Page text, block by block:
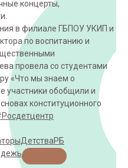
концерты,
в филиале ГБПОУ УКИП и
по воспитанию и
провела со студентами
«Что мы знаем о
участники обобщили и
конституционного